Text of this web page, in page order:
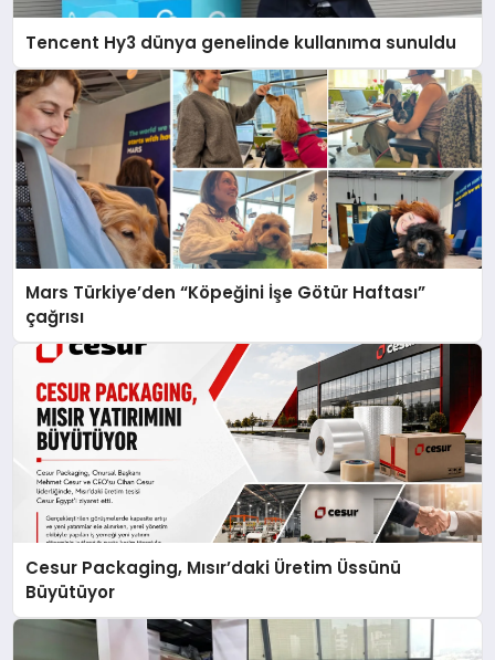
Tencent Hy3 dünya genelinde kullanıma sunuldu
Mars Türkiye’den “Köpeğini İşe Götür Haftası”
çağrısı
Cesur Packaging, Mısır’daki Üretim Üssünü
Büyütüyor